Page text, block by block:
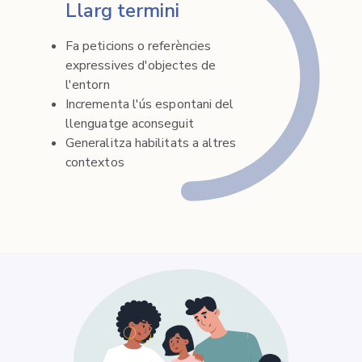
Llarg termini
Fa peticions o referències
expressives d'objectes de
l'entorn
Incrementa l'ús espontani del
llenguatge aconseguit
Generalitza habilitats a altres
contextos